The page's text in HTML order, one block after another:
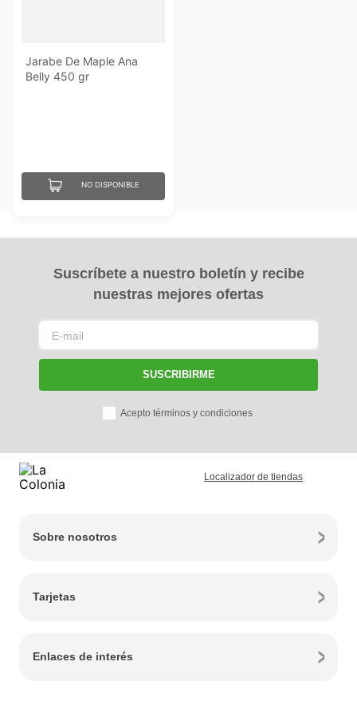
Jarabe De Maple Ana
Belly 450 gr
NO DISPONIBLE
Suscríbete a nuestro boletín y recibe
nuestras mejores ofertas
SUSCRIBIRME
Acepto términos y condiciones
Localizador de tiendas
Sobre nosotros
Tarjetas
Enlaces de interés